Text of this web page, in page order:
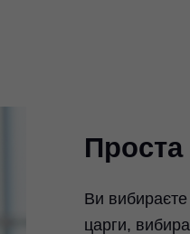
Ви
царги,